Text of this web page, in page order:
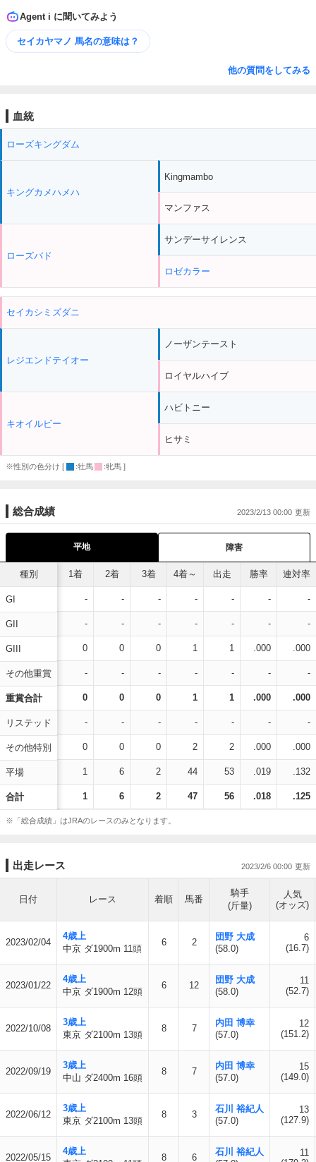
Agent i に聞いてみよう
セイカヤマノ 馬名の意味は？
他の質問をしてみる
血統
ローズキングダム
キングカメハメハ
ローズバド
Kingmambo
マンファス
サンデーサイレンス
ロゼカラー
セイカシミズダニ
レジエンドテイオー
キオイルビー
ノーザンテースト
ロイヤルハイブ
ハビトニー
ヒサミ
※性別の色分け [ :牡馬 :牝馬 ]
総合成績 2023/2/13 00:00
平地 障害
種別
GI
GII
GIII
その他重賞
重賞合計
リステッド
その他特別
平場
合計
1着 2着 3着 4着～ 出走 勝率 連対率
- - - - - - -
- - - - - - -
0 0 0 1 1 .000 .000
- - - - - - -
0 0 0 1 1 .000 .000
- - - - - - -
0 0 0 2 2 .000 .000
1 6 2 44 53 .019 .132
1 6 2 47 56 .018 .125
※「総合成績」はJRAのレースのみとなります。
出走レース 2023/2/6 00:00
日付 レース 着順 馬番
騎手
(斤量)
人気
(オッズ)
2023/02/04
4歳上
中京 ダ1900m 11頭
6 2
団野 大成
(58.0)
6
(16.7)
2023/01/22
4歳上
中京 ダ1900m 12頭
6 12
団野 大成
(58.0)
11
(52.7)
2022/10/08
3歳上
東京 ダ2100m 13頭
8 7
内田 博幸
(57.0)
12
(151.2)
2022/09/19
3歳上
中山 ダ2400m 16頭
8 7
内田 博幸
(57.0)
15
(149.0)
2022/06/12
3歳上
東京 ダ2100m 13頭
8 3
石川 裕紀人
(57.0)
13
(127.9)
2022/05/15
4歳上
8 6
石川 裕紀人
11